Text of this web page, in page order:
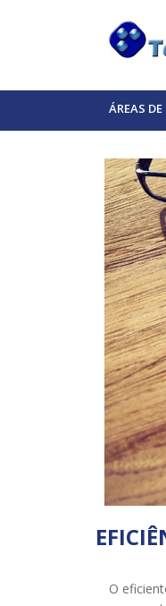
ÁREAS
O